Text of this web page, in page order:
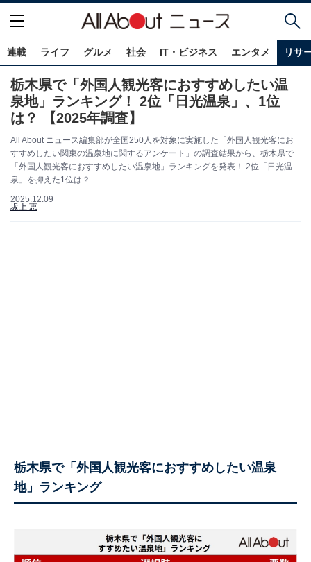
連載 ライフ グルメ 社会 IT・ビジネス エンタメ リサ
栃木県で「外国人観光客におすすめしたい温
泉地」ランキング！ 2位「日光温泉」、1位
は？ 【2025年調査】
All About ニュース編集部が全国250人を対象に実施した「外国人観光客にお
すすめしたい関東の温泉地に関するアンケート」の調査結果から、栃木県で
「外国人観光客におすすめしたい温泉地」ランキングを発表！ 2位「日光温
泉」を抑えた1位は？
2025.12.09
坂上 恵
栃木県で「外国人観光客におすすめしたい温泉
地」ランキング